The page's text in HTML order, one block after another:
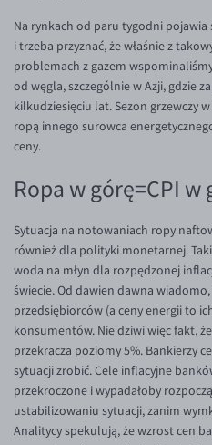
Na rynkach od paru tygodni pojawia
i trzeba przyznać, że właśnie z
problemach z gazem
od węgla, szczególnie w Azji, gdzie
kilkudziesięciu lat. Sezon grzewczy
ropą innego surowca
ceny.
Ropa w górę=CPI w
Sytuacja na notowaniach ropy
również dla polityki monetarnej.
woda na młyn dla rozpędzonej
świecie. Od dawien dawna
przedsiębiorców (a ceny energii to
konsumentów. Nie dziwi więc fakt,
przekracza poziomy 5%. Bankierzy
sytuacji zrobić. Cele inflacyjne
przekroczone i wypadałoby
ustabilizowaniu sytuacji, zanim
Analitycy spekulują, że wzrost cen